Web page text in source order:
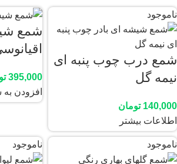
ایمیل*
ذخیره نام، ایمیل و وبسایت من در مرورگر برای
ناموجود
شمع درب چوب پنبه ای
نیمه گل
140,000 تومان
اطلاعات بیشتر
شمع
395,000
افزودن
ناموجود ناموجود